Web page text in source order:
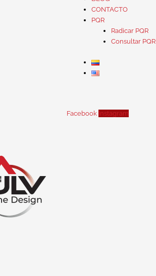
CONTACTO
PQR
Radicar PQR
Consultar PQR
Facebook Instagram